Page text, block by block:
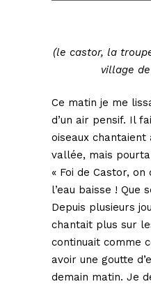
(le castor, la
village
Ce matin je me
d’un air pensif. Il
oiseaux chantaient
vallée, mais
« Foi de Castor,
l’eau baisse ! Que
Depuis plusieurs
chantait plus sur
continuait comme
avoir une goutte
demain matin. Je